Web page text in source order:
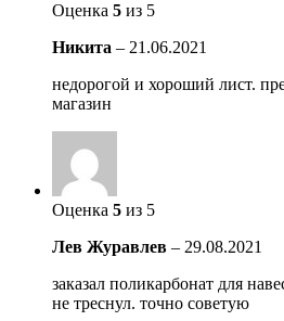
Оценка 5 из 5
Никита – 21.06.2021
недорогой и хороший лист.
магазин
Оценка 5 из 5
Лев Журавлев – 29.08.2021
заказал поликарбонат для
не треснул. точно советую